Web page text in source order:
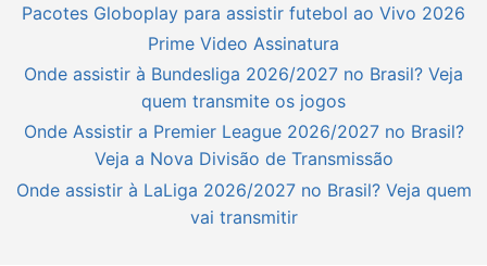
Pacotes Globoplay para assistir futebol ao Vivo 2026
Prime Video Assinatura
Onde assistir à Bundesliga 2026/2027 no Brasil? Veja
quem transmite os jogos
Onde Assistir a Premier League 2026/2027 no Brasil?
Veja a Nova Divisão de Transmissão
Onde assistir à LaLiga 2026/2027 no Brasil? Veja quem
vai transmitir